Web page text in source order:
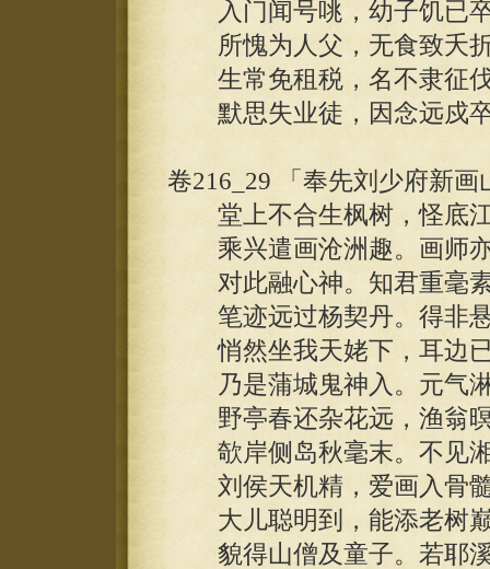
入门闻号咷，幼子饥已卒
所愧为人父，无食致夭折
生常免租税，名不隶征伐
默思失业徒，因念远戍卒
卷216_29 「奉先刘少府新画
堂上不合生枫树，怪底江
乘兴遣画沧洲趣。画师亦
对此融心神。知君重毫素
笔迹远过杨契丹。得非悬
悄然坐我天姥下，耳边已
乃是蒲城鬼神入。元气淋
野亭春还杂花远，渔翁暝
欹岸侧岛秋毫末。不见湘
刘侯天机精，爱画入骨髓
大儿聪明到，能添老树巅
貌得山僧及童子。若耶